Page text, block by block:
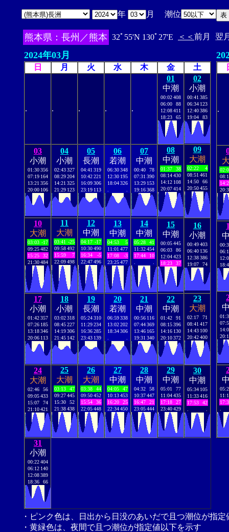
年 月 潮位
熊本県：長州／熊本 32ﾟ55'N 130ﾟ27'E ＜＜ 前月 翌
2024年03月
日 月 火 水 木 金 土
. . . . .
01
中潮
00:02408
06:00
88
12:08411
18:23
65
02
小潮
00:41 385
06:34 123
12:40386
19:04
83
03
小潮
01:30356
07:19 164
13:21 356
20:00 106
04
小潮
02:43327
08:29204
14:21 325
21:29 123
05
長潮
04:41 319
10:42221
16:09306
23:19 113
06
若潮
06:30348
12:30 195
18:04326
07
中潮
00:40
78
07:31 390
13:29 153
19:16368
08
中潮
01:37
38
08:14430
14:12 108
20:07414
09
大潮
02:22
4
08:51 461
14:50
66
20:50455
10
大潮
03:03 -17
09:25482
15:25
32
21:30484
11
大潮
03:41 -25
09:58492
15:59
7
22:09498
12
中潮
04:17 -17
10:30490
16:34
-5
22:47496
13
中潮
04:53
5
11:01 477
17:08
-3
23:25477
14
中潮
05:28
41
11:32454
17:44
10
15
中潮
00:05445
06:03
86
12:04423
18:23
37
16
小潮
00:49403
06:40 136
12:38386
19:07
74
17
小潮
01:42357
07:26 185
13:18346
20:06 113
18
小潮
03:02318
08:45227
14:19306
21:45 142
19
長潮
05:24310
11:29234
16:36285
23:43 139
20
若潮
06:59338
13:02202
18:34306
21
中潮
00:56 116
07:44369
13:46 165
19:31 340
22
中潮
01:42
91
08:15396
14:16 130
20:10372
23
大潮
02:17
71
08:41 417
14:43 100
20:42400
24
大潮
02:46
56
09:05433
15:07
74
21:10421
25
大潮
03:13
47
09:27445
15:30
52
21:38438
26
大潮
03:38
44
09:50452
15:54
36
22:05448
27
中潮
04:05
47
10:13453
16:20
25
22:34450
28
中潮
04:32
58
10:37447
16:47
21
23:05444
29
中潮
05:01
77
11:04435
17:18
27
23:40429
30
中潮
05:34 105
11:33416
17:53
42
31
小潮
00:22404
06:12 140
12:08389
18:36
66
.
・ピンク色は、日出から日没のあいだで且つ潮位が指
・黄緑色は、夜間で且つ潮位が指定値以下を示す